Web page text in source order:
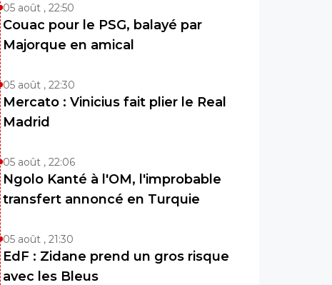
05 août , 22:50
Couac pour le PSG, balayé par
Majorque en amical
05 août , 22:30
Mercato : Vinicius fait plier le Real
Madrid
05 août , 22:06
Ngolo Kanté à l'OM, l'improbable
transfert annoncé en Turquie
05 août , 21:30
EdF : Zidane prend un gros risque
avec les Bleus